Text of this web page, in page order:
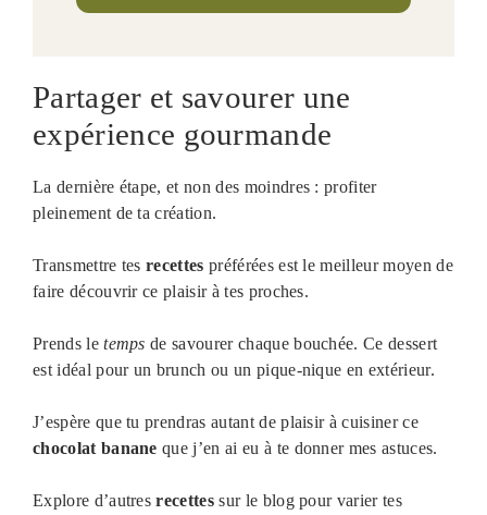
Partager et savourer une
expérience gourmande
La dernière étape, et non des moindres : profiter
pleinement de ta création.
Transmettre tesrecettes préférées est le meilleur moyen de
faire découvrir ce plaisir à tes proches.
Prends letemps de savourer chaque bouchée. Ce dessert
est idéal pour un brunch ou un pique-nique en extérieur.
J’espère que tu prendras autant de plaisir à cuisiner ce
chocolat banane que j’en ai eu à te donner mes astuces.
Explore d’autresrecettes sur le blog pour varier tes